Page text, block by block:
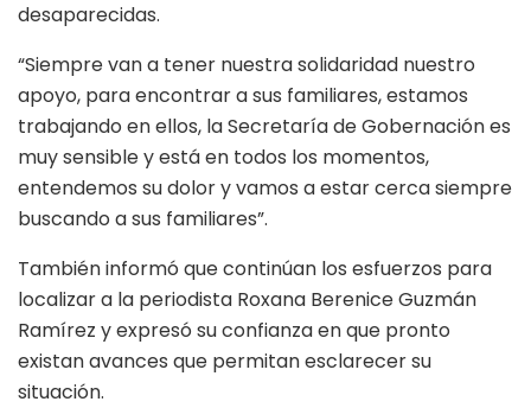
desaparecidas.
“Siempre van a tener nuestra solidaridad nuestro
apoyo, para encontrar a sus familiares, estamos
trabajando en ellos, la Secretaría de Gobernación es
muy sensible y está en todos los momentos,
entendemos su dolor y vamos a estar cerca siempre
buscando a sus familiares”.
También informó que continúan los esfuerzos para
localizar a la periodista Roxana Berenice Guzmán
Ramírez y expresó su confianza en que pronto
existan avances que permitan esclarecer su
situación.